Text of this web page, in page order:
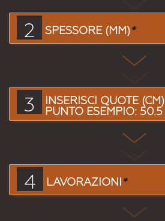
2 SPESSORE (MM)*
3
INSERISCI QUOTE
PUNTO ESEMPIO: 50.5
4 LAVORAZIONI*